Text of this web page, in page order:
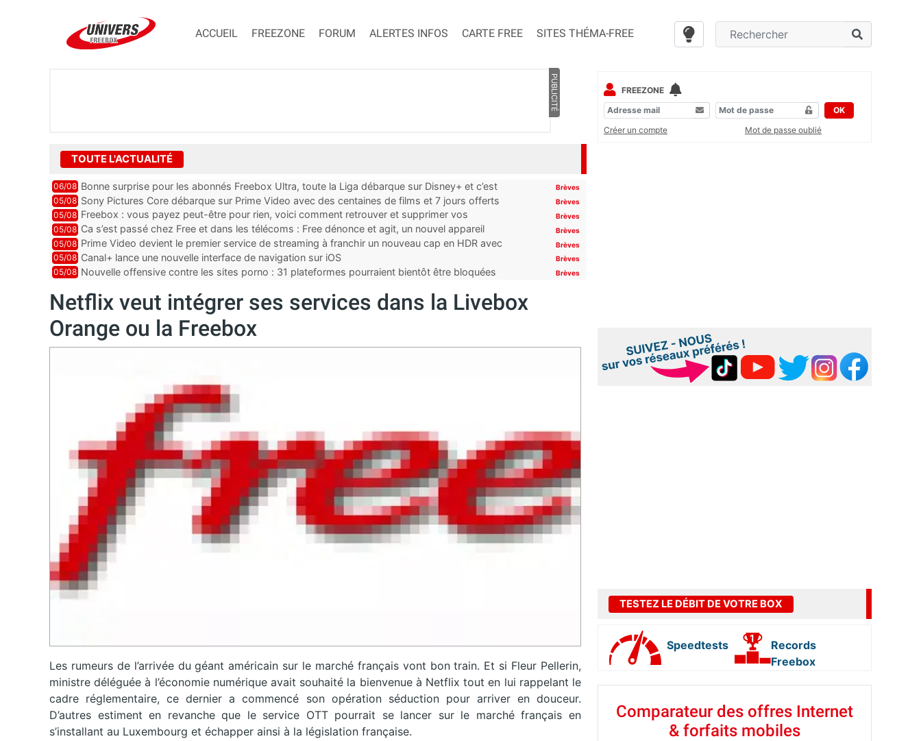
ACCUEIL FREEZONE FORUM ALERTES INFOS CARTE FREE SITES THÉMA-FREE
PUBLICITÉ
TOUTE L'ACTUALITÉ
06/08 Bonne surprise pour les abonnés Freebox Ultra, toute la Liga débarque sur Disney+ et c’est
inclus
Brèves
05/08 Sony Pictures Core débarque sur Prime Video avec des centaines de films et 7 jours offerts Brèves
05/08 Freebox : vous payez peut-être pour rien, voici comment retrouver et supprimer vos
abonnements TV oubliés
Brèves
05/08 Ca s’est passé chez Free et dans les télécoms : Free dénonce et agit, un nouvel appareil
pointe le bout de...
Brèves
05/08 Prime Video devient le premier service de streaming à franchir un nouveau cap en HDR avec
ce lancement
Brèves
05/08 Canal+ lance une nouvelle interface de navigation sur iOS Brèves
05/08 Nouvelle offensive contre les sites porno : 31 plateformes pourraient bientôt être bloquées
Brèves
Netflix veut intégrer ses services dans la Livebox
Orange ou la Freebox
Les rumeurs de l’arrivée du géant américain sur le marché français vont bon train. Et si Fleur Pellerin,
ministre déléguée à l’économie numérique avait souhaité la bienvenue à Netflix tout en lui rappelant le
cadre réglementaire, ce dernier a commencé son opération séduction pour arriver en douceur.
D’autres estiment en revanche que le service OTT pourrait se lancer sur le marché français en
s’installant au Luxembourg et échapper ainsi à la législation française.
FREEZONE
OK
Créer un compte
Mot de passe oublié
TESTEZ LE DÉBIT DE VOTRE BOX
Speedtests
Records
Freebox
Comparateur des offres Internet
& forfaits mobiles